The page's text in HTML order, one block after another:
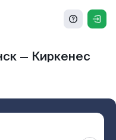
— Киркенес